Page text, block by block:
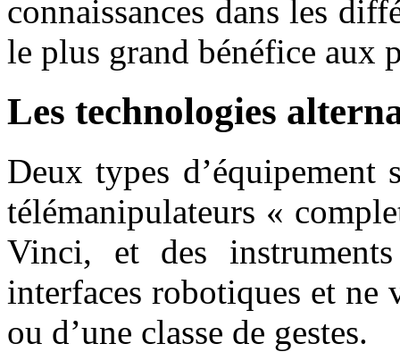
connaissances dans les
le plus grand bénéfice aux
Les technologies
Deux types d’équipement
télémanipulateurs «
Vinci, et des
interfaces robotiques et ne
ou d’une classe de gestes.